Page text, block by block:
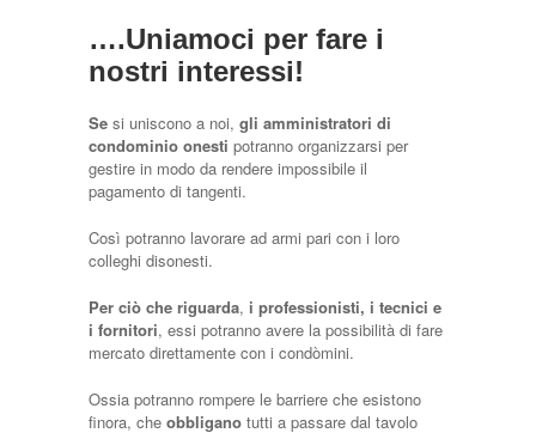
….Uniamoci per fare i
nostri interessi!
Se si uniscono a noi, gli amministratori di
condominio onesti potranno organizzarsi per
gestire in modo da rendere impossibile il
pagamento di tangenti.
Così potranno lavorare ad armi pari con i loro
colleghi disonesti.
Per ciò che riguarda, i professionisti, i tecnici e
i fornitori, essi potranno avere la possibilità di fare
mercato direttamente con i condòmini.
Ossia potranno rompere le barriere che esistono
finora, che obbligano tutti a passare dal tavolo